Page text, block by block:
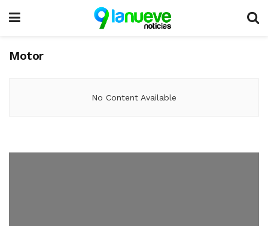
Motor
No Content Available